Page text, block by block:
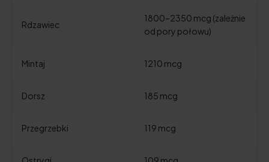
Rdzawiec
1800–2350 mcg (zależnie
od pory połowu)
Mintaj 1210 mcg
Dorsz 185 mcg
Przegrzebki 119 mcg